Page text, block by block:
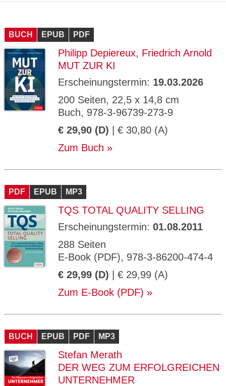
BUCH EPUB PDF
Philipp Depiereux, Friedrich Arnold
MUT ZUR KI
Erscheinungstermin: 19.03.2026
200 Seiten, 22,5 x 14,8 cm
Buch, 978-3-96739-273-9
€ 29,90 (D) | € 30,80 (A)
Zum Buch
PDF EPUB MP3
TQS TOTAL QUALITY SELLING
Erscheinungstermin: 01.08.2011
288 Seiten
E-Book (PDF), 978-3-86200-474-4
€ 29,99 (D) | € 29,99 (A)
Zum E-Book (PDF)
BUCH EPUB PDF MP3
Stefan Merath
DER WEG ZUM ERFOLGREICHEN
UNTERNEHMER
Name Zweck
ESSION
_ID
verlag.
de
Session verwendet
GV_CO
OKIES
gabal-
de
Speichert den Zustimmungsstatus des
Benutzers für Cookies auf der aktuellen
Domäne.
90
H
T